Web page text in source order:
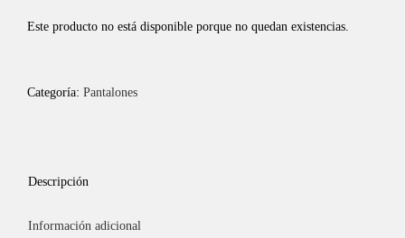
Este producto no está disponible porque no quedan existencias.
Categoría: Pantalones
Descripción
Información adicional